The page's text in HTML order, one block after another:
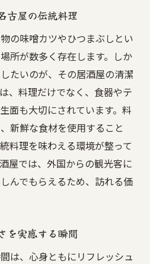
古屋の伝統料理
の味噌カツやひつまぶしとい
所が数多く存在します。しか
たいのが、その居酒屋の清潔
、料理だけでなく、食器やテ
面も大切にされています。料
新鮮な食材を使用すること
料理を味わえる環境が整って
屋では、外国からの観光客に
んでもらえるため、訪れる価
を実感する瞬間
は、心身ともにリフレッシュ